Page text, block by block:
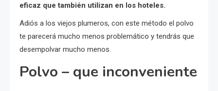
eficaz que también utilizan en los hoteles.
Adiós a los viejos plumeros, con este método el polvo
te parecerá mucho menos problemático y tendrás que
desempolvar mucho menos.
Polvo – que inconveniente